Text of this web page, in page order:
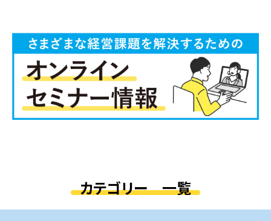
カテゴリー 一覧